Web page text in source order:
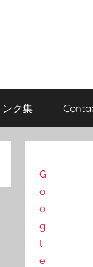
ク集
G
o
o
g
l
e